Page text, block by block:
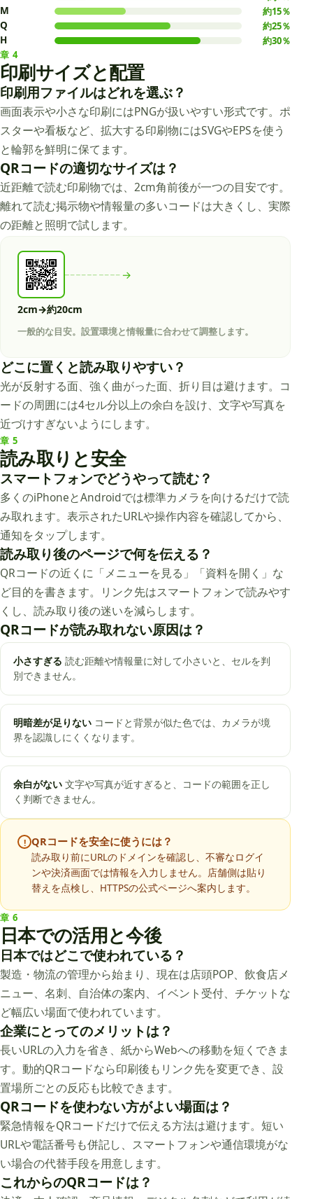
M
約15％
Q
約25％
H
約30％
章 4
印刷サイズと配置
印刷用ファイルはどれを選ぶ？
画面表示や小さな印刷にはPNGが扱いやすい形式です。ポ
スターや看板など、拡大する印刷物にはSVGやEPSを使う
と輪郭を鮮明に保てます。
QRコードの適切なサイズは？
近距離で読む印刷物では、2cm角前後が一つの目安です。
離れて読む掲示物や情報量の多いコードは大きくし、実際
の距離と照明で試します。
╌╌╌╌╌→
2cm→約20cm
一般的な目安。設置環境と情報量に合わせて調整します。
どこに置くと読み取りやすい？
光が反射する面、強く曲がった面、折り目は避けます。コ
ードの周囲には4セル分以上の余白を設け、文字や写真を
近づけすぎないようにします。
章 5
読み取りと安全
スマートフォンでどうやって読む？
多くのiPhoneとAndroidでは標準カメラを向けるだけで読
み取れます。表示されたURLや操作内容を確認してから、
通知をタップします。
読み取り後のページで何を伝える？
QRコードの近くに「メニューを見る」「資料を開く」な
ど目的を書きます。リンク先はスマートフォンで読みやす
くし、読み取り後の迷いを減らします。
QRコードが読み取れない原因は？
小さすぎる 読む距離や情報量に対して小さいと、セルを判
別できません。
明暗差が足りない コードと背景が似た色では、カメラが境
界を認識しにくくなります。
余白がない 文字や写真が近すぎると、コードの範囲を正し
く判断できません。
! QRコードを安全に使うには？
読み取り前にURLのドメインを確認し、不審なログイ
ンや決済画面では情報を入力しません。店舗側は貼り
替えを点検し、HTTPSの公式ページへ案内します。
章 6
日本での活用と今後
日本ではどこで使われている？
製造・物流の管理から始まり、現在は店頭POP、飲食店メ
ニュー、名刺、自治体の案内、イベント受付、チケットな
ど幅広い場面で使われています。
企業にとってのメリットは？
長いURLの入力を省き、紙からWebへの移動を短くできま
す。動的QRコードなら印刷後もリンク先を変更でき、設
置場所ごとの反応も比較できます。
QRコードを使わない方がよい場面は？
緊急情報をQRコードだけで伝える方法は避けます。短い
URLや電話番号も併記し、スマートフォンや通信環境がな
い場合の代替手段を用意します。
これからのQRコードは？